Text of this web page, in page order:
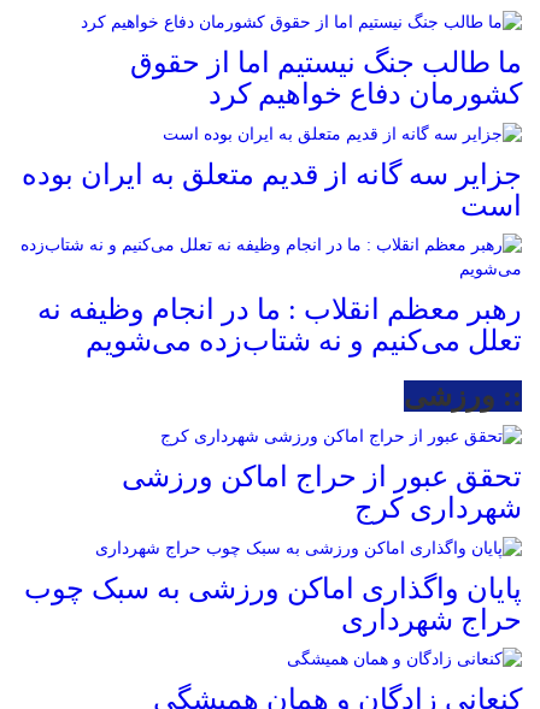
ما طالب جنگ نیستیم اما از حقوق
کشورمان دفاع خواهیم کرد
جزایر سه گانه از قدیم متعلق به ایران بوده
است
رهبر معظم انقلاب : ما در انجام وظیفه نه
تعلل می‌کنیم و نه شتاب‌زده می‌شویم
:: ورزشی
تحقق عبور از حراج اماکن ورزشی
شهرداری کرج
پایان واگذاری اماکن ورزشی به سبک چوب
حراج شهرداری
کنعانی زادگان و همان همیشگی